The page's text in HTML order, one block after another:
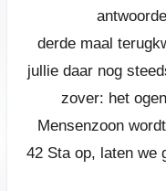
derde maal
jullie daar nog
zover: het
Mensenzoon
42 Sta op, laten we